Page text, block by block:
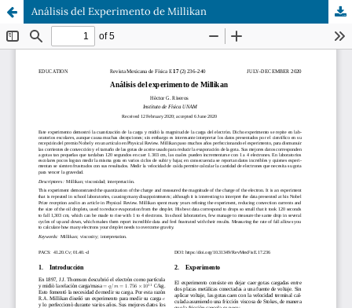
Análisis del Experimento de Millikan